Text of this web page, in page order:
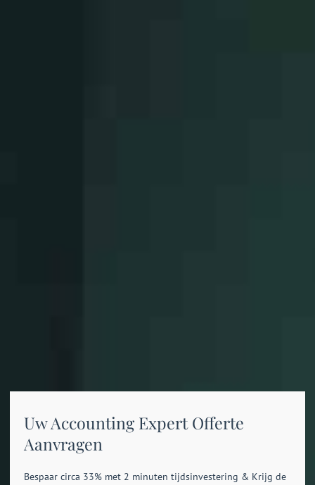
Uw Accounting Expert Offerte
Aanvragen
Bespaar circa 33% met 2 minuten tijdsinvestering & Krijg de